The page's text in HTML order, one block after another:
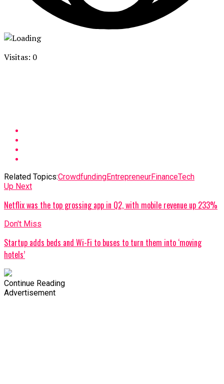
Visitas: 0
Related Topics:CrowdfundingEntrepreneurFinanceTech
Up Next
Netflix was the top grossing app in Q2, with mobile revenue up 233%
Don't Miss
Startup adds beds and Wi-Fi to buses to turn them into ‘moving
hotels’
Continue Reading
Advertisement